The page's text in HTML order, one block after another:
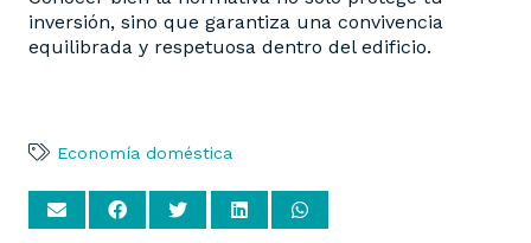
inversión, sino que garantiza una convivencia
equilibrada y respetuosa dentro del edificio.
Economía doméstica